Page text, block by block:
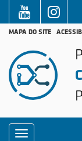
MAPA DO SITE
Toggle navigation